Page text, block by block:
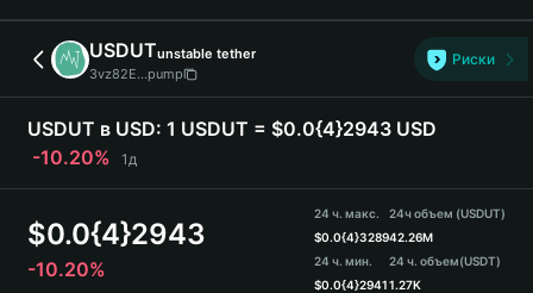
Deutsch
简体中文
繁體中文
Português (Portugal)
Bahasa Indonesia
ภาษาไทย
हिन्दी
Español
Português (Brasil)
USDUTunstable tether
3vz82E...pump
Риски
USDUT в USD: 1 USDUT = $0.0{4}2943 USD
-10.20%
1д
$0.0{4}2943
-10.20%
24 ч. макс.
$0.0{4}3289
24 ч. мин.
$0.0{4}2941
24ч объем (USDUT)
42.26M
24 ч. объем(USDT)
1.27K